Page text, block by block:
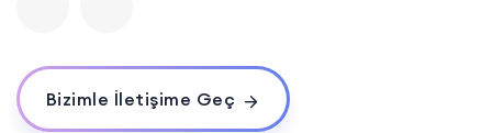
Bizimle İletişime Geç